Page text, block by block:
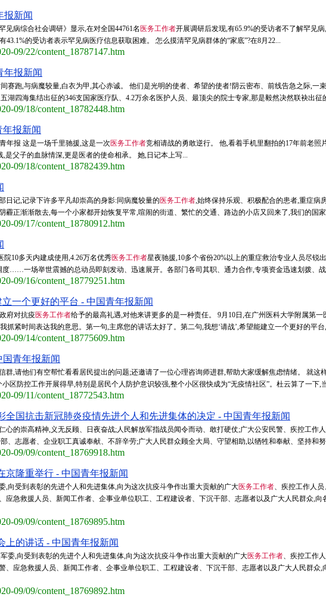
报新闻
见病综合社会调研》显示,在对全国44761名 医务工作者开展调研后发现,有65.9%的受访者不了解罕见
43.1%的受访者表示罕见病医疗信息获取困难。 怎么摸清罕见病群体的“家底”?在8月22...
09/22/content_18787147.htm
年报新闻
赛跑,与病魔较量,白衣为甲,其心赤诚。 他们是光明的使者、希望的使者!阴云密布、前线告急之际,一
湖四海集结出征的346支国家医疗队、4.2万余名医护人员、最顶尖的院士专家,那是毅然决然联袂出征
09/18/content_18782448.htm
年报新闻
年报 这是一场千里驰援,这是一次 医务工作者竞相请战的勇敢逆行。 他,看着手机里翻拍的17年前老照
是父子的血脉情深,更是医者的使命相承。 她,日记本上写...
09/18/content_18782439.htm
日记,记录下许多平凡却崇高的身影:同病魔较量的 医务工作者,始终保持乐观、积极配合的患者,重症
霾正渐渐散去,每一个小家都开始恢复平常,喧闹的街道、繁忙的交通、路边的小店又回来了,我们的国
09/17/content_18780912.htm
10多天内建成使用,4.26万名优秀医务工作者星夜驰援,10多个省份20%以上的重症救治专业人员尽锐
……一场举世震撼的总动员即刻发动、迅速展开。各部门各司其职、通力合作,专项资金迅速划拨、
09/16/content_18779251.htm
一个更好的平台 - 中国青年报新闻
府对抗疫 医务工作者给予的最高礼遇,对他来讲更多的是一种责任。 9月10日,在广州医科大学附属第
抓紧时间表达我的意思。第一句,主席您的讲话太好了。第二句,我想‘请战’,希望能建立一个更好的平台
09/14/content_18775609.htm
国青年报新闻
群,请他们有空帮忙看看居民提出的问题;还邀请了一位心理咨询师进群,帮助大家缓解焦虑情绪。 就这
区防控工作开展得早,特别是居民个人防护意识较强,整个小区很快成为“无疫情社区”。杜云算了一下,
09/11/content_18772543.htm
全国抗击新冠肺炎疫情先进个人和先进集体的决定 - 中国青年报新闻
心的崇高精神,义无反顾、日夜奋战;人民解放军指战员闻令而动、敢打硬仗;广大公安民警、疾控工作
、志愿者、企业职工真诚奉献、不辞辛劳;广大人民群众顾全大局、守望相助,以牺牲和奉献、坚持和
09/09/content_18769918.htm
京隆重举行 - 中国青年报新闻
,向受到表彰的先进个人和先进集体,向为这次抗疫斗争作出重大贡献的广大医务工作者、疾控工作人
应急救援人员、新闻工作者、企事业单位职工、工程建设者、下沉干部、志愿者以及广大人民群众,
09/09/content_18769895.htm
上的讲话 - 中国青年报新闻
委,向受到表彰的先进个人和先进集体,向为这次抗疫斗争作出重大贡献的广大医务工作者、疾控工作
、应急救援人员、新闻工作者、企事业单位职工、工程建设者、下沉干部、志愿者以及广大人民群众,
09/09/content_18769892.htm